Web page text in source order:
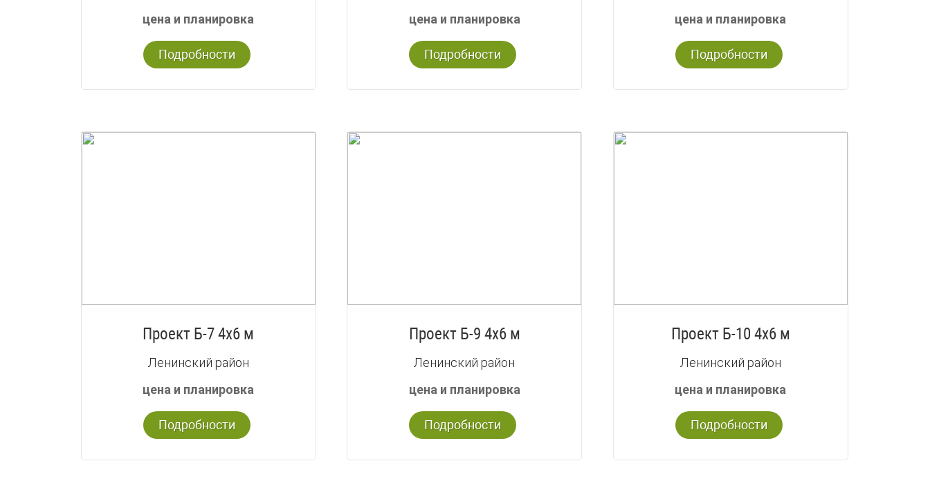
цена и планировка
Подробности
цена и планировка
Подробности
цена и планировка
Подробности
Проект Б-7 4х6 м
Ленинский район
цена и планировка
Подробности
Проект Б-9 4х6 м
Ленинский район
цена и планировка
Подробности
Проект Б-10 4х6 м
Ленинский район
цена и планировка
Подробности